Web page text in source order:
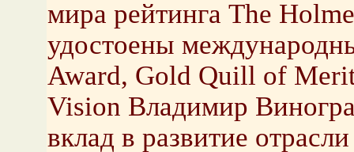
мира рейтинга The
удостоены
Award, Gold Quill of
Vision Владимир
вклад в развитие